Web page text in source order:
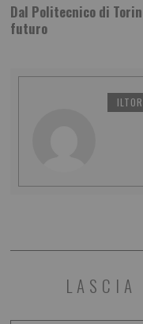
Dal Politecnico di
futuro
LASCIA